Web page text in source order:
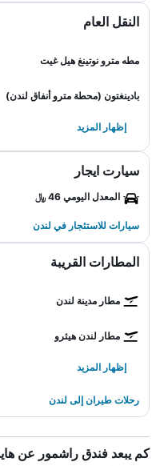
النقل العام
مطه مترو نوتينغ هيل غيت
بادينغتون (محطة مترو أنفاق لندن)
إظهار المزيد
سيارت ايجار
المعدل اليومي 46 ﷼
سيارات للاستئجار في لندن
المطارات القريبة
مطار مدينة لندن
مطار لندن هيثرو
إظهار المزيد
رحلات طيران إلى لندن
كم يبعد فندق راشمور عن